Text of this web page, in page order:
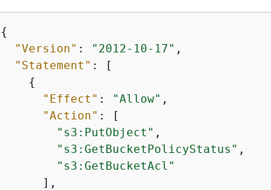
{
"Version" : "2012-10-17" ,
"Statement" : [
{
"Effect" : "Allow" ,
"Action" : [
"s3:PutObject" ,
"s3:GetBucketPolicyStatus" ,
"s3:GetBucketAcl"
      ],